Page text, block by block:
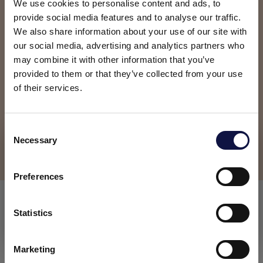
We use cookies to personalise content and ads, to
provide social media features and to analyse our traffic.
We also share information about your use of our site with
our social media, advertising and analytics partners who
may combine it with other information that you’ve
provided to them or that they’ve collected from your use
of their services.
Necessary
Preferences
Statistics
Marketing
Ez az oldal üzleti közönség számára készült.
szakemberek (cégek) számára készült.
Értem
a pH hogyan kapcsolódik a kvercetin-aglikon
jelenlétével: a pH és az érési idő befolyásolja a
kvercetin aglikon stabilitását.
A borok jellemzését követően a figyelembe vett
különböző borászati ​​termékeket eltérő
jobbra forgató gumiarábikum, állati zselatin (High
Megfigyelések
A termékek hatásukban heterogenitást mutattak:
a szubtraktív hatású termékek, mint például a